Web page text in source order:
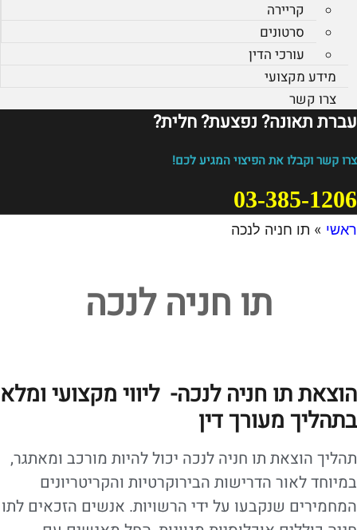
קריירה
סרטונים
עורכי הדין
מידע מקצועי
צרו קשר
עברת תאונה? נפצעת? חלית?​
צרו קשר וקבלו את הפיצוי המגיע לכם!
03-385-1206
ראשי » תו חניה לנכה
תו חניה לנכה
הוצאת תו חניה לנכה- ליווי מקצועי ומלא
בתהליך מעורך דין
תהליך הוצאת תו חניה לנכה יכול להיות מורכב ומאתגר,
במיוחד לאור הדרישות הבירוקרטיות והקריטריונים
המחמירים שנקבעו על ידי הרשויות. אנשים הזכאים לתו